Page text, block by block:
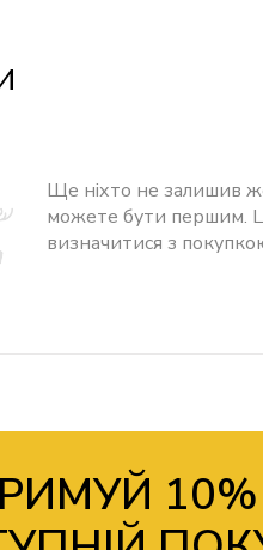
Ще ніхто не залишив
можете бути першим.
визначитися з
10%